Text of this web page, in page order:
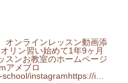
ンラインレッスン動画添
リン習い始めて1年9ヶ月
スンお教室のホームページ
アメブロ
instagramhttps://i…